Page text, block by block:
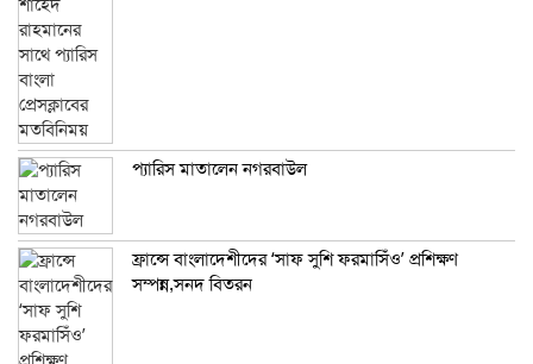
প্যারিস মাতালেন নগরবাউল
ফ্রান্সে বাংলাদেশীদের ‘সাফ সুশি ফরমাসিঁও’ প্রশিক্ষণ
সম্পন্ন,সনদ বিতরন